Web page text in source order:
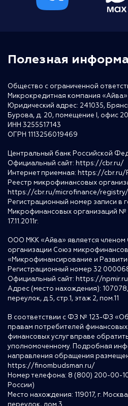
Полезная
Общество с ограниченной
Микрокредитная компания
Юридический адрес: 241035,
Бурова, д. 20, помещение I, офис
ИНН 3255517143
ОГРН 1113256019469
Центральный банк Российской
Официальный сайт: https://cbr.ru/
Интернет приемная: https://cbr.ru/
Реестр микрофинансовых
https://cbr.ru/microfinance/registry/
Регистрационный номер записи в
Микрофинансовых организаций №
17.11.2011г.
ООО МКК «Айва» является членом
организации Союз
«Микрофинансирование и
Регистрационный номер 32 000068
Официальный сайт: https://
Адрес (место нахождения):
переулок, д.5, стр.1, этаж 2, пом.11
В соответствии с ФЗ № 123-ФЗ
правам потребителей финансовых
финансовых услуг вправе
уполномоченному. Подробная
направления обращения
https://finombudsman.ru/
Номер телефона: 8 (800) 200-00-
России)
Место нахождения: 119017, г.